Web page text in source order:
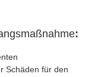
:
Schäden für den